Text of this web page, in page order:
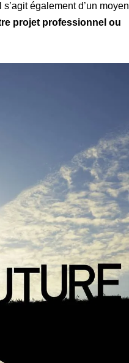
également d’un moyen
projet professionnel ou